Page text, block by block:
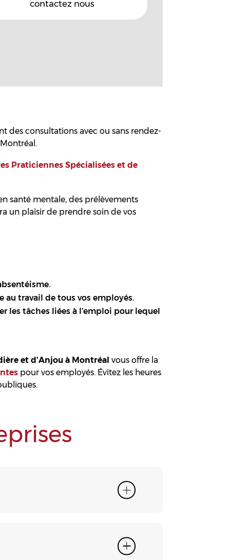
contactez nous
des consultations avec ou sans rendez-
Praticiennes Spécialisées et de
santé mentale, des prélèvements
un plaisir de prendre soin de vos
travail de tous vos employés.
les tâches liées à l’emploi pour lequel
et d'Anjou à Montréal vous offre la
pour vos employés. Évitez les heures